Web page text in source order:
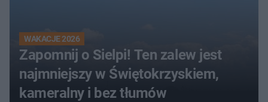
WAKACJE 2026
Zapomnij o Sielpi! Ten zalew jest
najmniejszy w Świętokrzyskiem,
kameralny i bez tłumów